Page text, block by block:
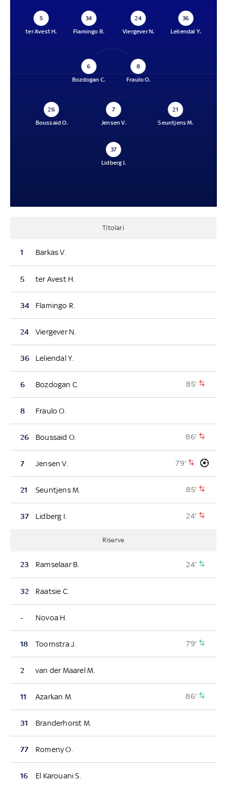
5
ter Avest H.
34
Flamingo R.
24
Viergever N.
36
Leliendal Y.
6
Bozdogan C.
8
Fraulo O.
26
Boussaid O.
7
Jensen V.
21
Seuntjens M.
37
Lidberg I.
Titolari
1 Barkas V.
5 ter Avest H.
34 Flamingo R.
24 Viergever N.
36 Leliendal Y.
6 Bozdogan C. 85'
8 Fraulo O.
26 Boussaid O. 86'
7 Jensen V. 79'
21 Seuntjens M. 85'
37 Lidberg I. 24'
Riserve
23 Ramselaar B. 24'
32 Raatsie C.
- Novoa H.
18 Toornstra J. 79'
2 van der Maarel M.
11 Azarkan M. 86'
31 Branderhorst M.
77 Romeny O.
16 El Karouani S.